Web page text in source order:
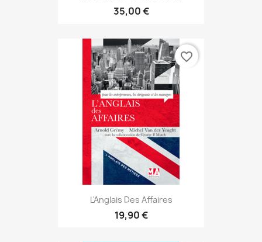
35,00 €
L'Anglais Des Affaires
19,90 €
favorite_border